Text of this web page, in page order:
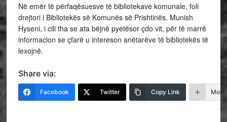
Në emër të përfaqësuesve të bibliotekave komunale, foli
drejtori i Bibliotekës së Komunës së Prishtinës, Munish
Hyseni, i cili tha se ata bëjnë pyetësor çdo vit, për të marrë
informacion se çfarë u intereson anëtarëve të bibliotekës të
lexojnë.
Share via:
Facebook Twitter Copy Link More